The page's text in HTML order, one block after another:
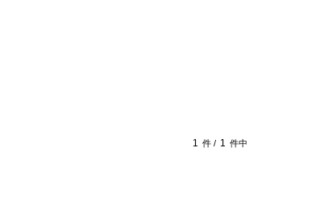
1 件 / 1 件中